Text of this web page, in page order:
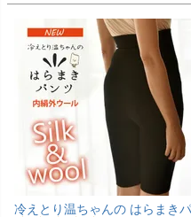
冷えとり温ちゃんの はらまき